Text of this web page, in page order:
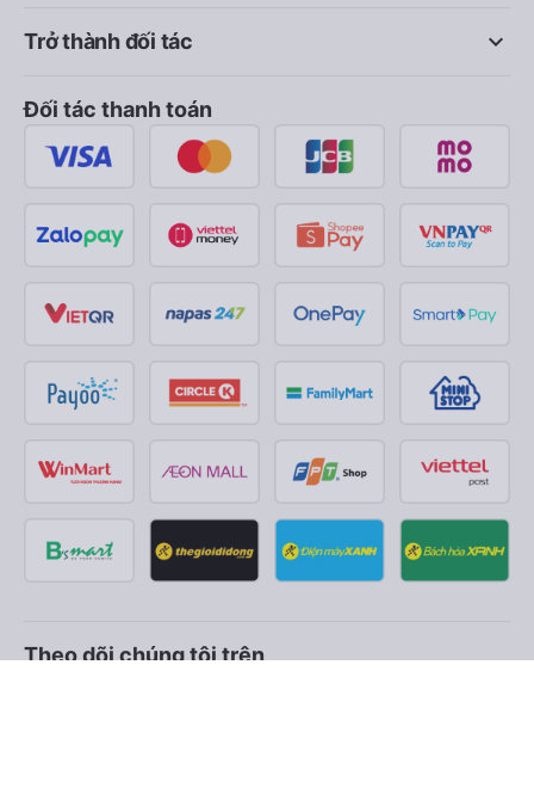
keyboard_arrow_down
Trở thành đối tác
Đối tác thanh toán
Theo dõi chúng tôi trên